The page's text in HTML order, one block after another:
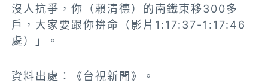
沒人抗爭，你（賴清德）的南鐵東移300多
戶，大家要跟你拚命（影片1:17:37-1:17:46
處）」。
資料出處：《台視新聞》。